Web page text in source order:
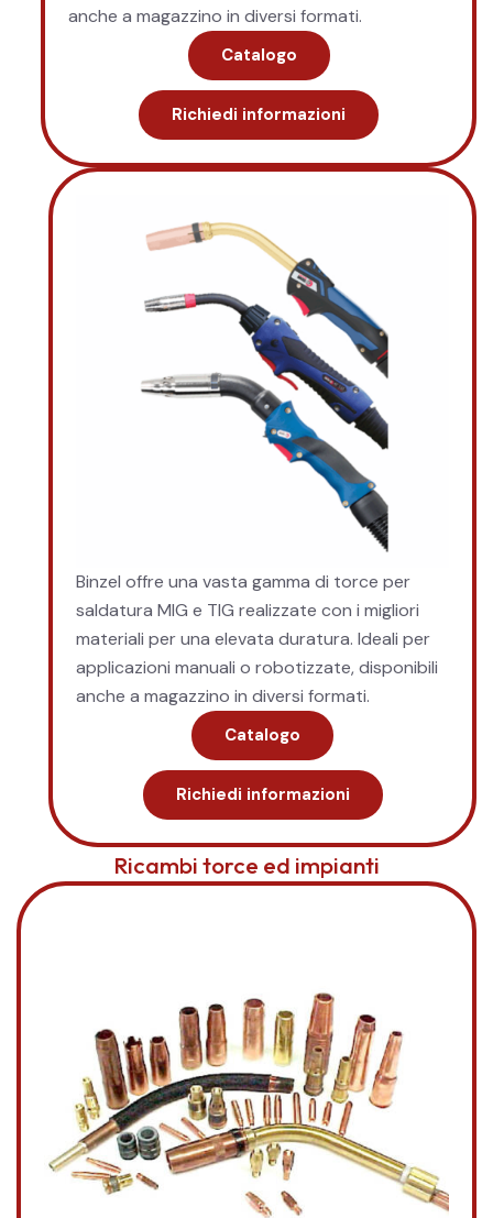
anche a magazzino in diversi formati.
Catalogo
Richiedi informazioni
Binzel offre una vasta gamma di torce per
saldatura MIG e TIG realizzate con i migliori
materiali per una elevata duratura. Ideali per
applicazioni manuali o robotizzate, disponibili
anche a magazzino in diversi formati.
Catalogo
Richiedi informazioni
Ricambi torce ed impianti